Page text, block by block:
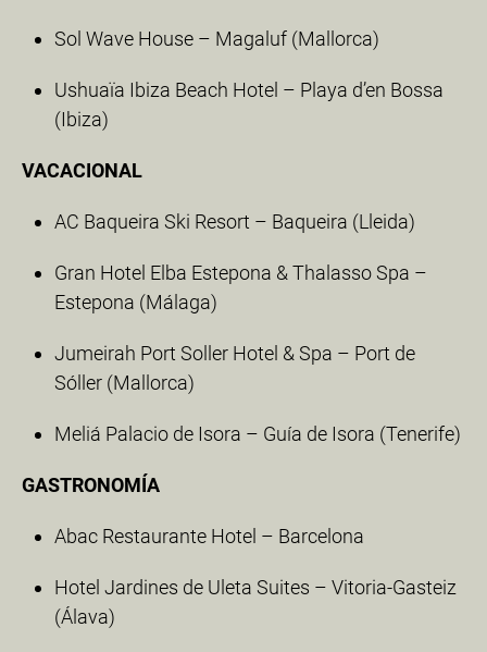
Sol Wave House – Magaluf (Mallorca)
Ushuaïa Ibiza Beach Hotel – Playa d’en Bossa
(Ibiza)
VACACIONAL
AC Baqueira Ski Resort – Baqueira (Lleida)
Gran Hotel Elba Estepona & Thalasso Spa –
Estepona (Málaga)
Jumeirah Port Soller Hotel & Spa – Port de
Sóller (Mallorca)
Meliá Palacio de Isora – Guía de Isora (Tenerife)
GASTRONOMÍA
Abac Restaurante Hotel – Barcelona
Hotel Jardines de Uleta Suites – Vitoria-Gasteiz
(Álava)